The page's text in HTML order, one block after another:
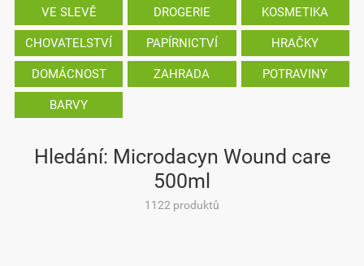
VE SLEVĚ DROGERIE KOSMETIKA
CHOVATELSTVÍ PAPÍRNICTVÍ HRAČKY
DOMÁCNOST ZAHRADA POTRAVINY
BARVY
Hledání: Microdacyn Wound care
500ml
1122 produktů